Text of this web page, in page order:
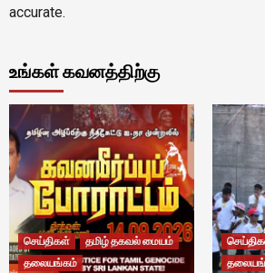
accurate.
உங்கள் கவனத்திற்கு
செய்திகள்
தமிழ் தகவல் மையம்
தலையங்கம்